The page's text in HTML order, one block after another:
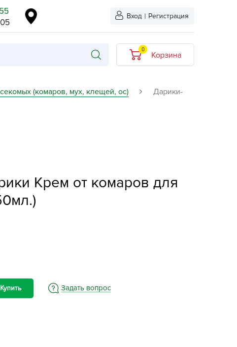
Вход | Регистрация
ALT
Aquapulse
Avgust
Dacha Group
Dr.Klaus
0
Корзина
товаров
(комаров, мух, клещей, ос)
Дарики-
Крем от комаров для
Купить Задать вопрос